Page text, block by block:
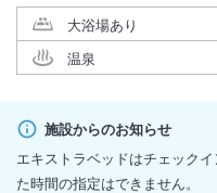
大浴場あり
温泉
施設からのお知らせ
エキストラベッドはチェック
た時間の指定はできません。